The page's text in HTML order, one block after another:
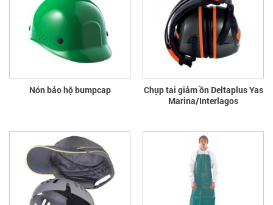
Nón bảo hộ bumpcap
Chụp tai giảm ồn Deltaplus Yas
Marina/Interlagos